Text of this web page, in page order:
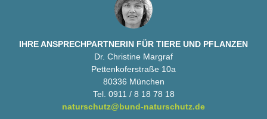
IHRE ANSPRECHPARTNERIN FÜR TIERE UND PFLANZEN
Dr. Christine Margraf
Pettenkoferstraße 10a
80336 München
Tel. 0911 / 8 18 78 18
naturschutz@bund-naturschutz.de